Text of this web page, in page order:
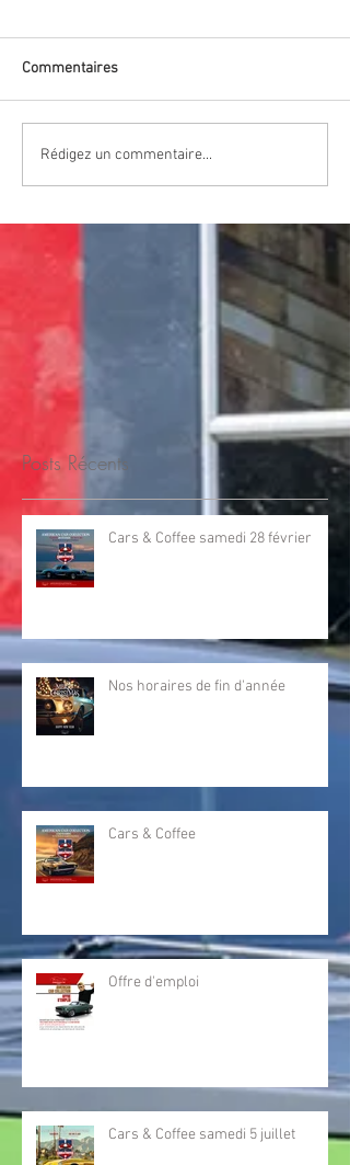
Commentaires
Rédigez un commentaire...
Posts Récents
Cars & Coffee samedi 28 février
Nos horaires de fin d'année
Cars & Coffee
Offre d'emploi
Cars & Coffee samedi 5 juillet